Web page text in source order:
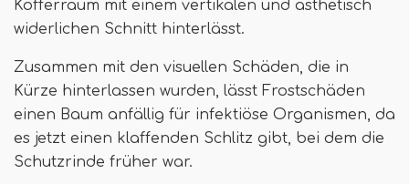
Kofferraum mit einem vertikalen und ästhetisch
widerlichen Schnitt hinterlässt.
Zusammen mit den visuellen Schäden, die in
Kürze hinterlassen wurden, lässt Frostschäden
einen Baum anfällig für infektiöse Organismen, da
es jetzt einen klaffenden Schlitz gibt, bei dem die
Schutzrinde früher war.